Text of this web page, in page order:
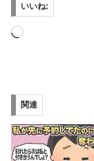
いいね:
読
み
中…
関連